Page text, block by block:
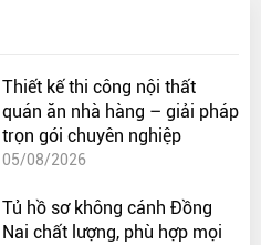
Thiết kế thi công nội thất
quán ăn nhà hàng – giải pháp
trọn gói chuyên nghiệp
05/08/2026
Tủ hồ sơ không cánh Đồng
Nai chất lượng, phù hợp mọi